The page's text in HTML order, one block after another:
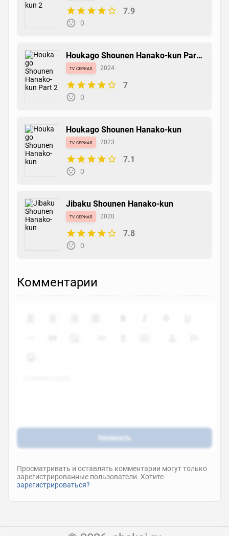
7.9
0
Houkago Shounen Hanako-kun Part
2tv сериал 2024
7
0
Houkago Shounen Hanako-kun
tv сериал 2023
7.1
0
Jibaku Shounen Hanako-kun
tv сериал 2020
7.8
0
Комментарии
Написать
Просматривать и оставлять комментарии могут только
зарегистрированные пользователи. Хотите
зарегистрироваться?